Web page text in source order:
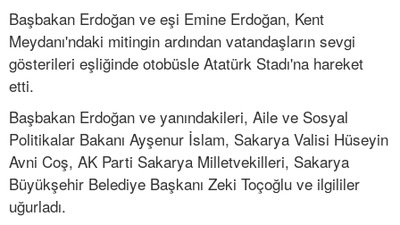
Başbakan Erdoğan ve eşi Emine Erdoğan, Kent
Meydanı'ndaki mitingin ardından vatandaşların sevgi
gösterileri eşliğinde otobüsle Atatürk Stadı'na hareket
etti.
Başbakan Erdoğan ve yanındakileri, Aile ve Sosyal
Politikalar Bakanı Ayşenur İslam, Sakarya Valisi Hüseyin
Avni Coş, AK Parti Sakarya Milletvekilleri, Sakarya
Büyükşehir Belediye Başkanı Zeki Toçoğlu ve ilgililer
uğurladı.